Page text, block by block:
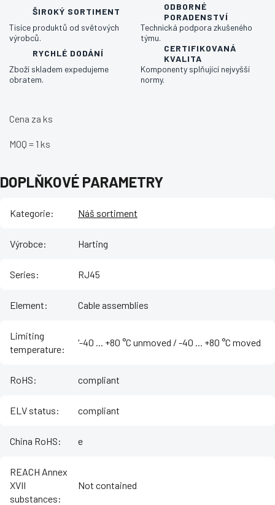
ŠIROKÝ SORTIMENT
Tisíce produktů od světových
výrobců.
ODBORNÉ
PORADENSTVÍ
Technická podpora zkušeného
týmu.
RYCHLÉ DODÁNÍ
Zboží skladem expedujeme
obratem.
CERTIFIKOVANÁ
KVALITA
Komponenty splňující nejvyšší
normy.
Cena za ks
MOQ = 1 ks
DOPLŇKOVÉ PARAMETRY
Kategorie: Náš sortiment
Výrobce: Harting
Series: RJ45
Element: Cable assemblies
Limiting
temperature:
'-40 ... +80 °C unmoved / -40 ... +80 °C moved
RoHS: compliant
ELV status: compliant
China RoHS: e
REACH Annex
XVII
substances:
Not contained